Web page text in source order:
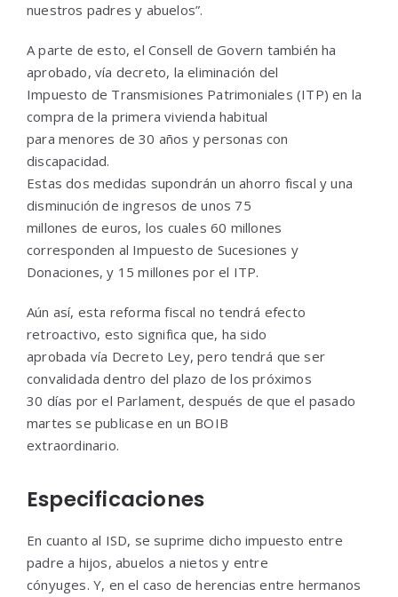
nuestros padres y abuelos”.
A parte de esto, el Consell de Govern también ha
aprobado, vía decreto, la eliminación del
Impuesto de Transmisiones Patrimoniales (ITP) en la
compra de la primera vivienda habitual
para menores de 30 años y personas con
discapacidad.
Estas dos medidas supondrán un ahorro fiscal y una
disminución de ingresos de unos 75
millones de euros, los cuales 60 millones
corresponden al Impuesto de Sucesiones y
Donaciones, y 15 millones por el ITP.
Aún así, esta reforma fiscal no tendrá efecto
retroactivo, esto significa que, ha sido
aprobada vía Decreto Ley, pero tendrá que ser
convalidada dentro del plazo de los próximos
30 días por el Parlament, después de que el pasado
martes se publicase en un BOIB
extraordinario.
Especificaciones
En cuanto al ISD, se suprime dicho impuesto entre
padre a hijos, abuelos a nietos y entre
cónyuges. Y, en el caso de herencias entre hermanos